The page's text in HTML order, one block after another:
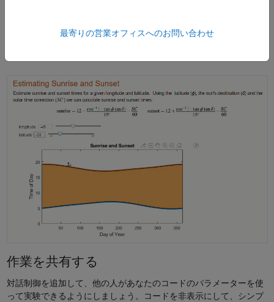
作業を共有する
対話制御を追加して、他の人があなたのコードのパラメーターを使
って実験できるようにしましょう。コードを非表示にして、シンプ
最寄りの営業オフィスへのお問い合わせ